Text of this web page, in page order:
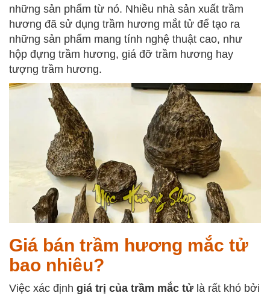
những sản phẩm từ nó. Nhiều nhà sản xuất trầm
hương đã sử dụng trầm hương mắt tử để tạo ra
những sản phẩm mang tính nghệ thuật cao, như
hộp đựng trầm hương, giá đỡ trầm hương hay
tượng trầm hương.
Giá bán trầm hương mắc tử
bao nhiêu?
Việc xác định giá trị của trầm mắc tử là rất khó bởi